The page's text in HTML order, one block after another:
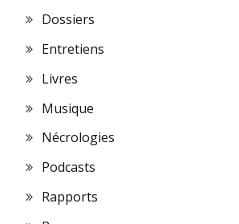
Dossiers
Entretiens
Livres
Musique
Nécrologies
Podcasts
Rapports